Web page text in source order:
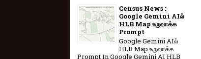
Census News :
Google Gemini AIல்
HLB Map உருவாக்க
Prompt
Google Gemini AIல்
HLB Map உருவாக்க
Prompt In Google Gemini AI HLB